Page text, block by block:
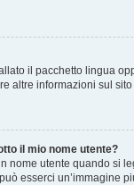
il pacchetto lingua
altre informazioni sul
il mio nome utente?
nome utente quando si
esserci un’immagine